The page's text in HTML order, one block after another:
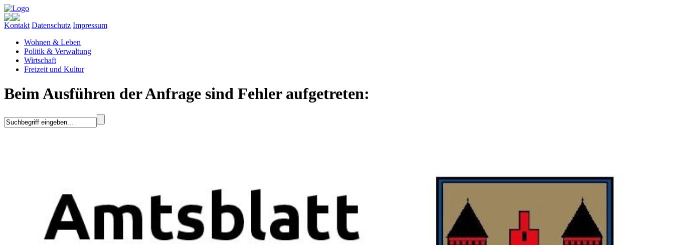
Kontakt Datenschutz Impressum
Wohnen & Leben
Politik & Verwaltung
Wirtschaft
Freizeit und Kultur
Beim Ausführen der Anfrage sind Fehler aufgetreten: